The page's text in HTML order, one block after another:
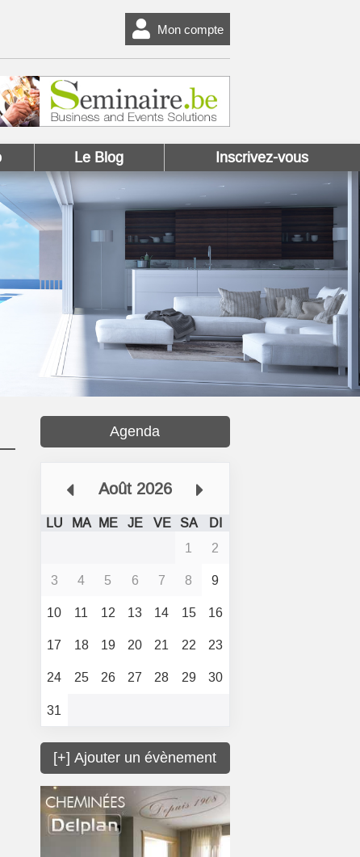
Mon compte
Le Blog Inscrivez-vous
Agenda
Août 2026
LU MA ME JE VE SA
DI
1
2
3
4 5 6 7 8
9
10
11 12 13 14 15
16
17
18 19 20 21 22
23
24
25 26 27 28 29
30
31
[+] Ajouter un évènement